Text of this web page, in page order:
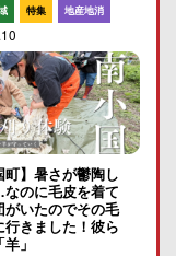
特集 地産地消
町】暑さが鬱陶し
のに毛皮を着て
がいたのでその毛
行きました！彼ら
」